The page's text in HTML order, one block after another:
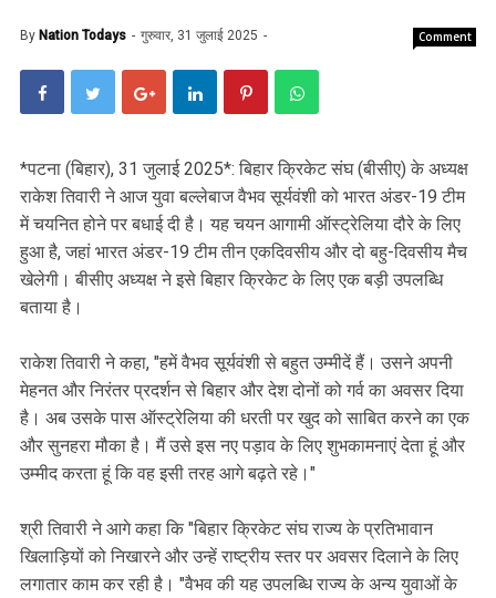
By Nation Todays गुरुवार, 31 जुलाई 2025 Comment
*पटना (बिहार), 31 जुलाई 2025*: बिहार क्रिकेट संघ (बीसीए) के अध्यक्ष
राकेश तिवारी ने आज युवा बल्लेबाज वैभव सूर्यवंशी को भारत अंडर-19 टीम
में चयनित होने पर बधाई दी है। यह चयन आगामी ऑस्ट्रेलिया दौरे के लिए
हुआ है, जहां भारत अंडर-19 टीम तीन एकदिवसीय और दो बहु-दिवसीय मैच
खेलेगी। बीसीए अध्यक्ष ने इसे बिहार क्रिकेट के लिए एक बड़ी उपलब्धि
बताया है।
राकेश तिवारी ने कहा, "हमें वैभव सूर्यवंशी से बहुत उम्मीदें हैं। उसने अपनी
मेहनत और निरंतर प्रदर्शन से बिहार और देश दोनों को गर्व का अवसर दिया
है। अब उसके पास ऑस्ट्रेलिया की धरती पर खुद को साबित करने का एक
और सुनहरा मौका है। मैं उसे इस नए पड़ाव के लिए शुभकामनाएं देता हूं और
उम्मीद करता हूं कि वह इसी तरह आगे बढ़ते रहे।"
श्री तिवारी ने आगे कहा कि "बिहार क्रिकेट संघ राज्य के प्रतिभावान
खिलाड़ियों को निखारने और उन्हें राष्ट्रीय स्तर पर अवसर दिलाने के लिए
लगातार काम कर रही है। "वैभव की यह उपलब्धि राज्य के अन्य युवाओं के